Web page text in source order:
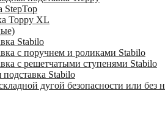
StepTop
Toppy XL
Stabilo
с поручнем и роликами Stabilo
с решетчатыми ступенями Stabilo
Stabilo
дугой безопасности или без